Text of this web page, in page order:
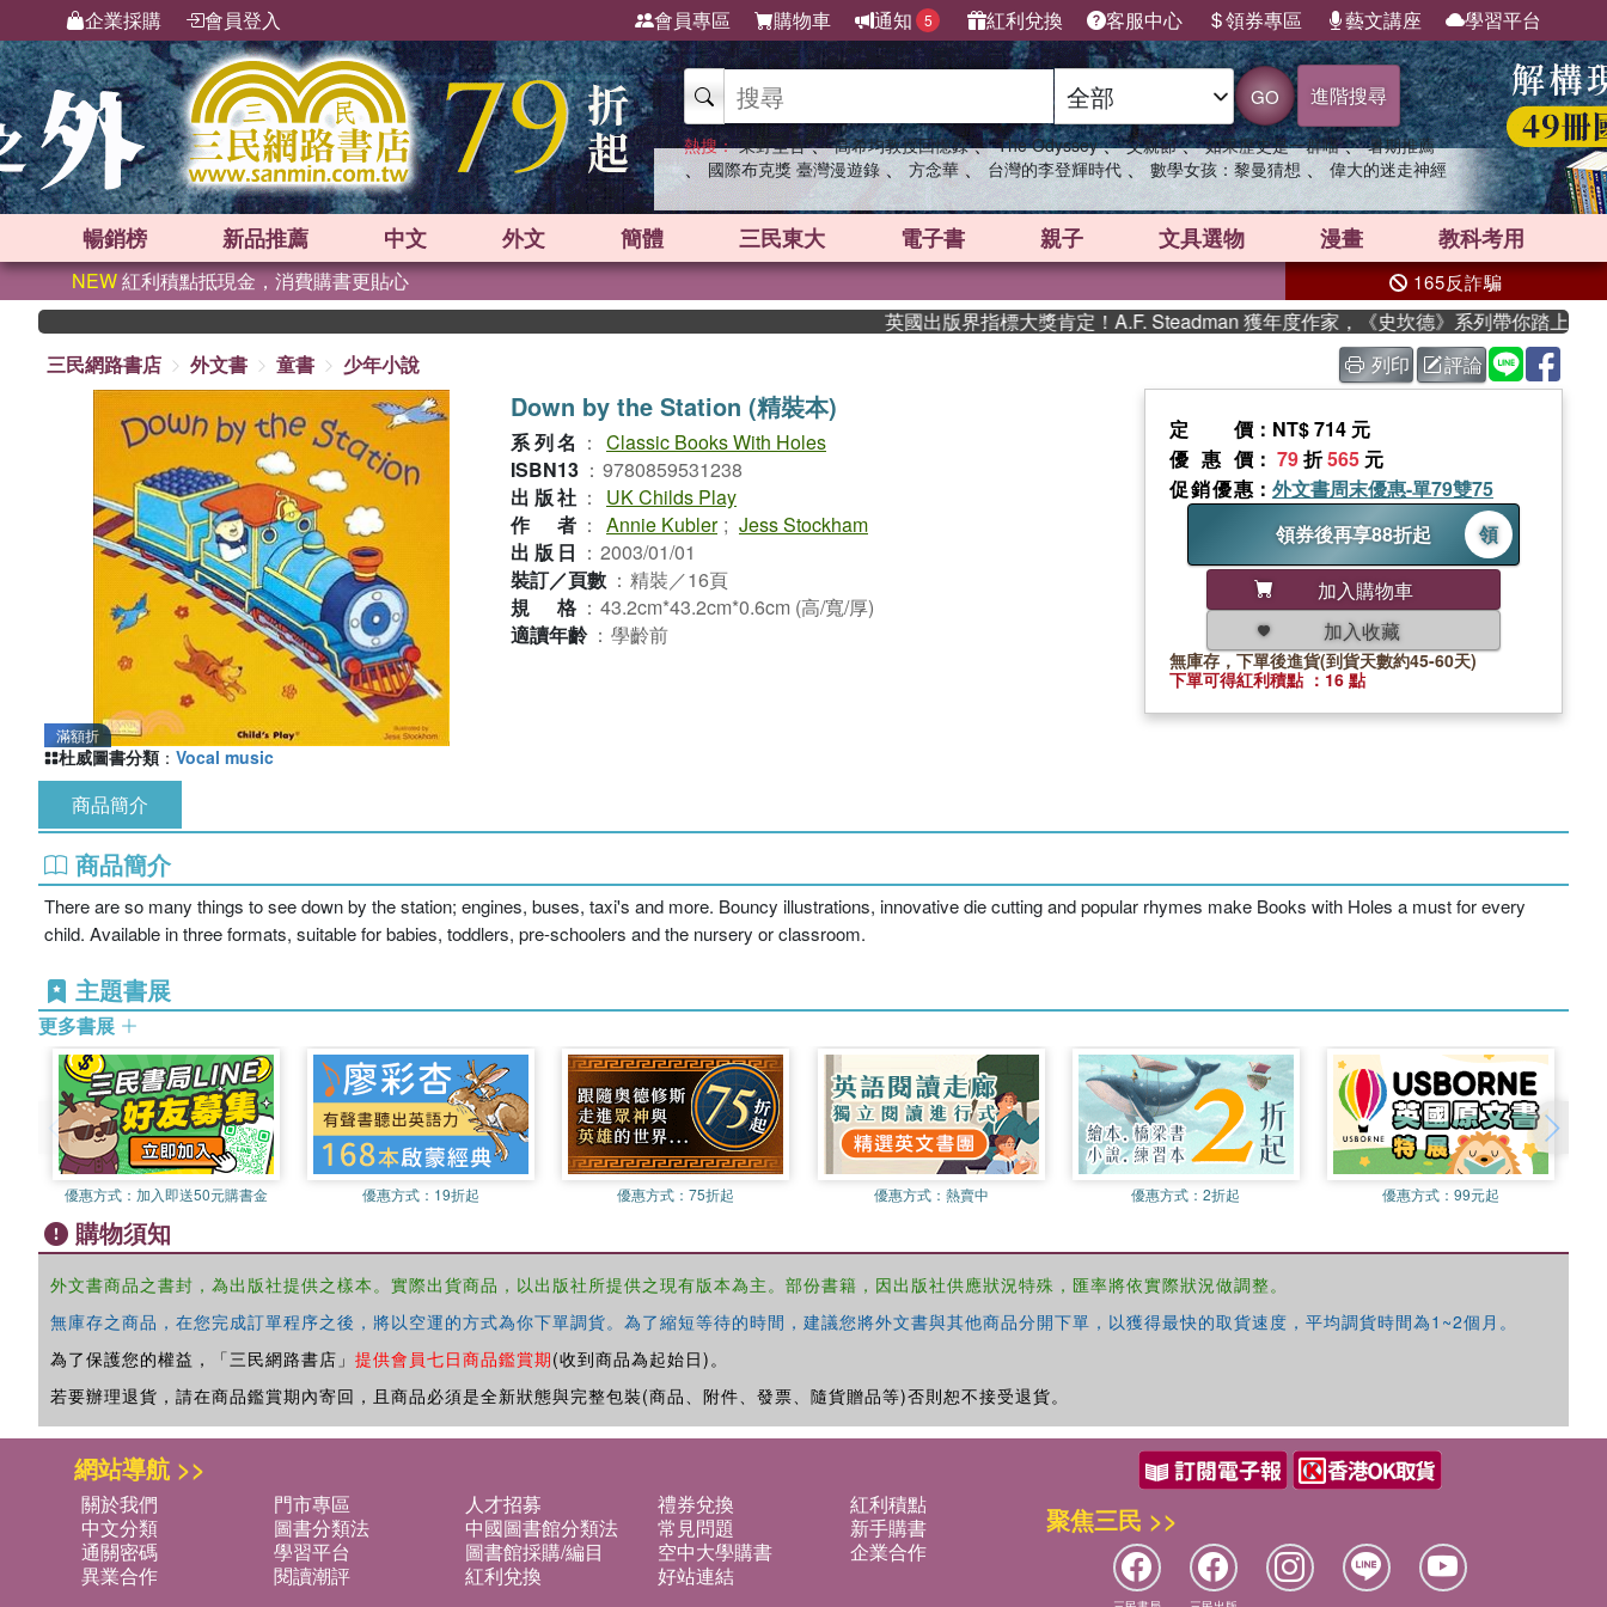
企業採購 會員登入 會員專區 購物車 通知 5 紅利兌換 客服中心 領券專區 藝文講座 學習平台
GO 進階搜尋
熱搜： 東野圭吾 、 高希均教授回憶錄 、 The Odyssey 、 父親節 、 如果歷史是一群喵 、 暑期推薦
、 國際布克獎 臺灣漫遊錄 、 方念華 、 台灣的李登輝時代 、 數學女孩：黎曼猜想 、 偉大的迷走神經
暢銷榜 新品推薦 中文 外文 簡體 三民東大 電子書 親子 文具選物 漫畫 教科考用
NEW紅利積點抵現金，消費購書更貼心 165反詐騙
英國出版界指標大獎肯定！A.F. Steadman 獲年度作家，《史坎德》系列帶你踏上熱血奇
三民網路書店
外文書 童書 少年小說 列印 評論
滿額折
Down by the Station (精裝本)
系列名 ： Classic Books With Holes
ISBN13 ： 9780859531238
出版社 ：
UK Childs Play
作者 ： Annie Kubler ; Jess Stockham
出版日 ： 2003/01/01
裝訂／頁數 ： 精裝／16頁
規格 ： 43.2cm*43.2cm*0.6cm (高/寬/厚)
適讀年齡 ： 學齡前
定價 ：NT$ 714 元
優惠價 ： 79折565 元
促銷優惠 ： 外文書周末優惠-單79雙75
領券後再享88折起
領
加入購物車
加入收藏
無庫存，下單後進貨(到貨天數約45-60天)
下單可得紅利積點 ：16 點
杜威圖書分類 ： Vocal music
商品簡介
商品簡介
There are so many things to see down by the station; engines, buses, taxi's and more. Bouncy illustrations, innovative die cutting and popular rhymes make Books with Holes a must for every
child. Available in three formats, suitable for babies, toddlers, pre-schoolers and the nursery or classroom.
主題書展
更多書展
優惠方式： 加入即送50元購書金 優惠方式： 19折起 優惠方式：75折起 優惠方式： 熱賣中 優惠方式：2折起 優惠方式：99元起
購物須知
外文書商品之書封，為出版社提供之樣本。實際出貨商品，以出版社所提供之現有版本為主。部份書籍，因出版社供應狀況特殊，匯率將依實際狀況做調整。
無庫存之商品，在您完成訂單程序之後，將以空運的方式為你下單調貨。為了縮短等待的時間，建議您將外文書與其他商品分開下單，以獲得最快的取貨速度，平均調貨時間為1~2個月。
為了保護您的權益，「三民網路書店」 提供會員七日商品鑑賞期(收到商品為起始日)。
若要辦理退貨，請在商品鑑賞期內寄回，且商品必須是全新狀態與完整包裝(商品、附件、發票、隨貨贈品等)否則恕不接受退貨。
網站導航 >>
關於我們 門市專區 人才招募 禮券兌換
紅利積點
中文分類
圖書分類法 中國圖書館分類法 常見問題
新手購書
通關密碼
學習平台 圖書館採購/編目 空中大學購書
企業合作
異業合作
閱讀潮評 紅利兌換 好站連結
聚焦三民 >>